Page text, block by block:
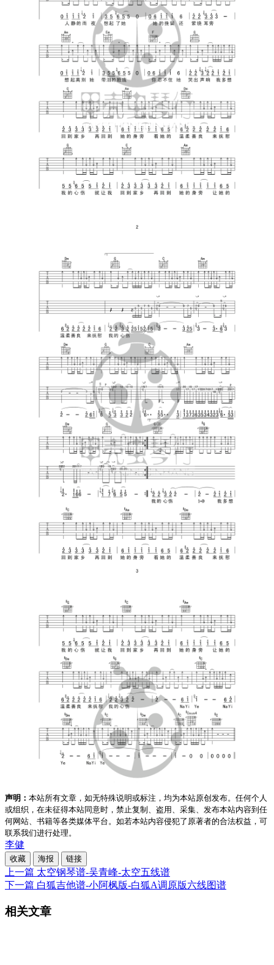
声明： 本站所有文章，如无特殊说明或标注，均为本站原创发布。任何个人
或组织，在未征得本站同意时，禁止复制、盗用、采集、发布本站内容到任
何网站、书籍等各类媒体平台。如若本站内容侵犯了原著者的合法权益，可
联系我们进行处理。
李健
收藏 海报 链接
上一篇 太空钢琴谱-吴青峰-太空五线谱
下一篇 白狐吉他谱-小阿枫版-白狐A调原版六线图谱
相关文章